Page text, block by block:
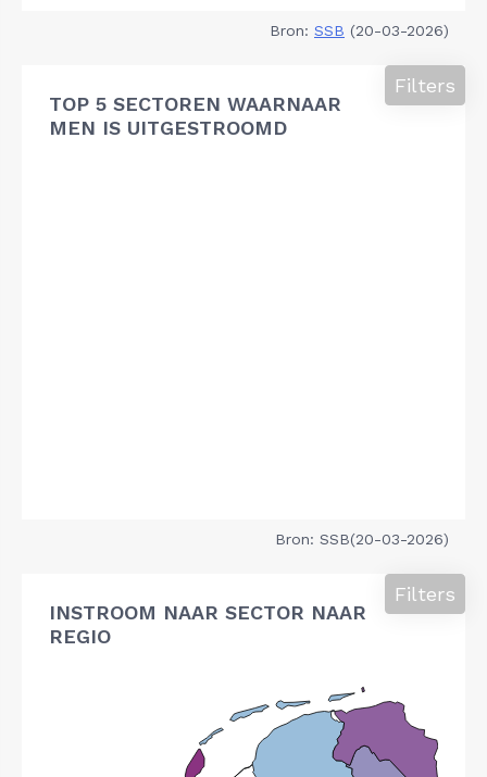
Bron: SSB (20-03-2026)
TOP 5 SECTOREN WAARNAAR
MEN IS UITGESTROOMD
Filters
Bron: SSB(20-03-2026)
INSTROOM NAAR SECTOR NAAR
REGIO
Filters